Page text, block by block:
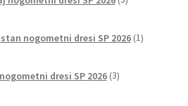
izdelki
nogometni dresi SP 2026 1izdelek
dresi SP 2026 3izdelki